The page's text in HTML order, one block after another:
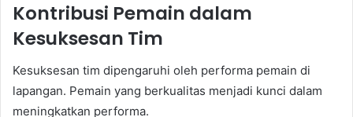
Kontribusi Pemain dalam
Kesuksesan Tim
Kesuksesan tim dipengaruhi oleh performa pemain di
lapangan. Pemain yang berkualitas menjadi kunci dalam
meningkatkan performa.